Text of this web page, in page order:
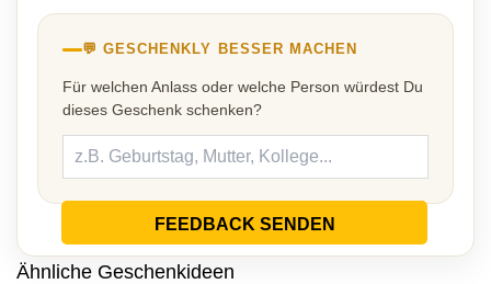
💬 GESCHENKLY BESSER MACHEN
Für welchen Anlass oder welche Person würdest Du
dieses Geschenk schenken?
FEEDBACK SENDEN
Ähnliche Geschenkideen